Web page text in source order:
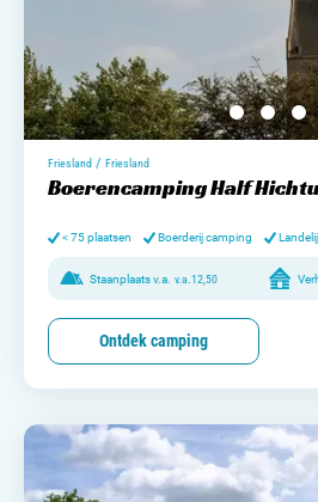
Friesland / Friesland
Boerencamping Half
< 75 plaatsen Boerderij camping
Staanplaats v.a. v.a. 12,50
Ontdek camping